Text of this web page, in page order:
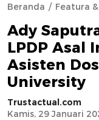
Beranda Featura
Ady
LPDP Asal
Asisten
University
Trustactual.com
Kamis, 29 Januari